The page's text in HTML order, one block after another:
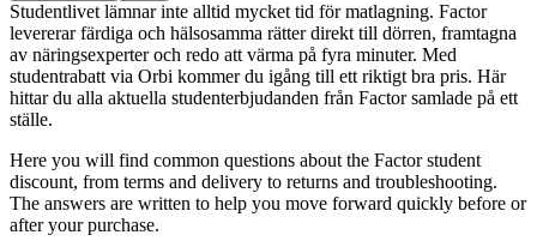
Studentlivet lämnar inte alltid mycket tid för matlagning. Factor
levererar färdiga och hälsosamma rätter direkt till dörren, framtagna
av näringsexperter och redo att värma på fyra minuter. Med
studentrabatt via Orbi kommer du igång till ett riktigt bra pris. Här
hittar du alla aktuella studenterbjudanden från Factor samlade på ett
ställe.
Here you will find common questions about the Factor student
discount, from terms and delivery to returns and troubleshooting.
The answers are written to help you move forward quickly before or
after your purchase.